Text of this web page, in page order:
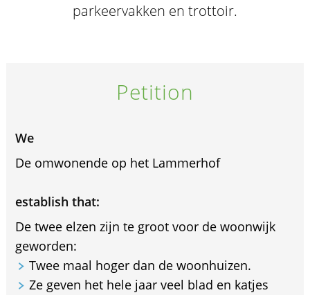
parkeervakken en trottoir.
Petition
We
De omwonende op het Lammerhof
establish that:
De twee elzen zijn te groot voor de woonwijk
geworden:
Twee maal hoger dan de woonhuizen.
Ze geven het hele jaar veel blad en katjes